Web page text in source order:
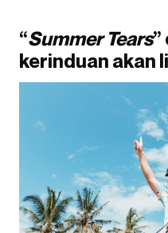
“Summer Tears
kerinduan akan